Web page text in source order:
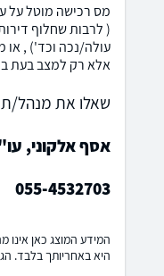
מס רכישה מוטל על
( לרבות שחלוף
עולה/נכה וכד') ,
אלא רק למצב בעת
שאלו את מנהל/ת
אסף אלקוני,
055-4532703
המידע המוצג כאן אינו
היא באחריותך בלבד.